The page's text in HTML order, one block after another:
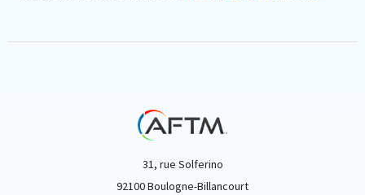
31, rue Solferino
92100 Boulogne-Billancourt